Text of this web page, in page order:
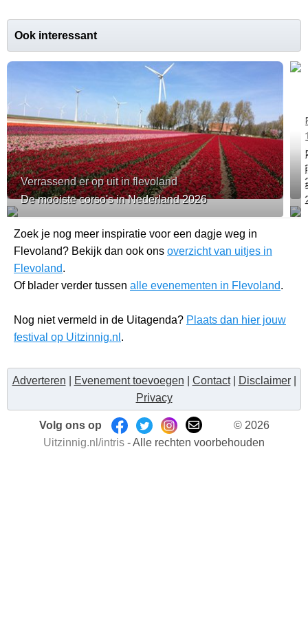
Ook interessant
Verrassend er op uit in flevoland
De mooiste corso's in Nederland 2026
Zoek je nog meer inspiratie voor een dagje weg in
Flevoland? Bekijk dan ook ons overzicht van uitjes in
Flevoland.
Of blader verder tussen alle evenementen in Flevoland.
Nog niet vermeld in de Uitagenda? Plaats dan hier jouw
festival op Uitzinnig.nl .
Adverteren Evenement toevoegen Contact| Disclaimer|
Privacy
Volg ons op
© 2026
Uitzinnig.nl/intris - Alle rechten voorbehouden